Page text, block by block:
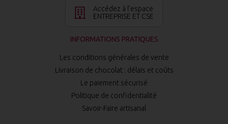
Accédez à l’espace
ENTREPRISE ET CSE
INFORMATIONS PRATIQUES
Les conditions générales de vente
Livraison de chocolat : délais et coûts
Le paiement sécurisé
Politique de confidentialité
Savoir-Faire artisanal